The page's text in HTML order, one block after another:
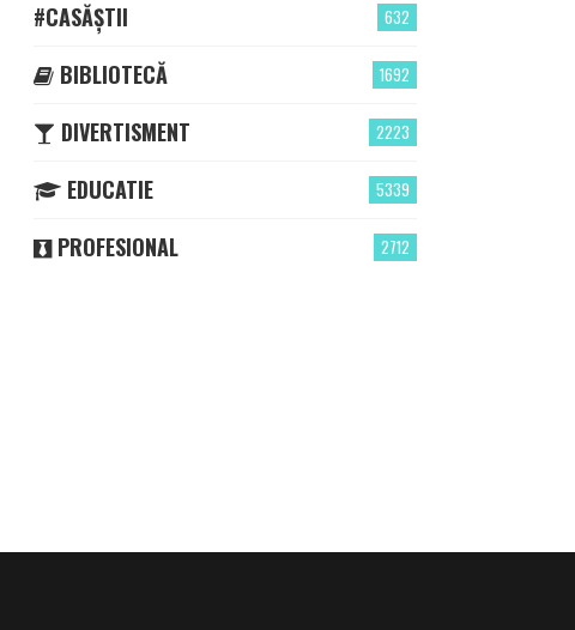
632
#CASĂȘTII
1692
BIBLIOTECĂ
2223
DIVERTISMENT
5339
EDUCATIE
2712
PROFESIONAL